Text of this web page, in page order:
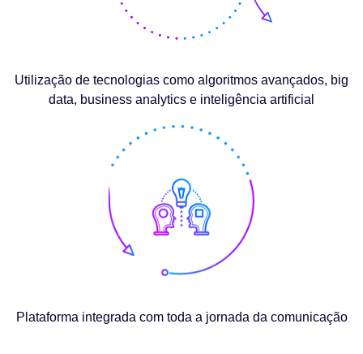
Utilização de tecnologias como algoritmos avançados, big
data, business analytics e inteligência artificial
Plataforma integrada com toda a jornada da comunicação